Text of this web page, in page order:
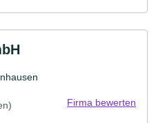
Firma bewerten